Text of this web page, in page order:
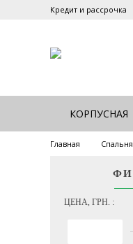
Кредит и рассрочка
КОРПУСНАЯ
Главная Спальня
ЦЕНА, ГРН. :